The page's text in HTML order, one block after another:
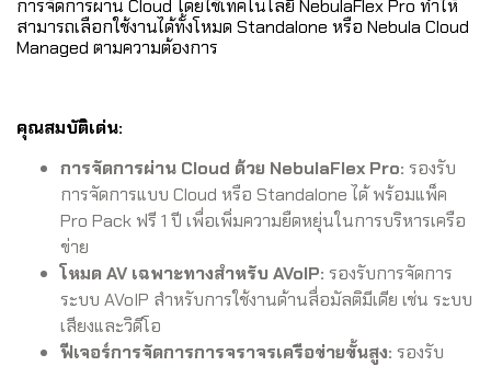
การจัดการผ่าน Cloud โดยใช้เทคโนโลยี NebulaFlex Pro ทำให้
สามารถเลือกใช้งานได้ทั้งโหมด Standalone หรือ Nebula Cloud
Managed ตามความต้องการ
คุณสมบัติเด่น:
การจัดการผ่าน Cloud ด้วย NebulaFlex Pro: รองรับ
การจัดการแบบ Cloud หรือ Standalone ได้ พร้อมแพ็ค
Pro Pack ฟรี 1 ปี เพื่อเพิ่มความยืดหยุ่นในการบริหารเครือ
ข่าย
โหมด AV เฉพาะทางสำหรับ AVoIP: รองรับการจัดการ
ระบบ AVoIP สำหรับการใช้งานด้านสื่อมัลติมีเดีย เช่น ระบบ
เสียงและวิดีโอ
ฟีเจอร์การจัดการการจราจรเครือข่ายขั้นสูง: รองรับ